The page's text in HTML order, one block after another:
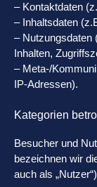
– Kontaktdaten
– Inhaltsdaten
– Nutzungsdaten
Inhalten,
– Meta-/
IP-Adressen).
Kategorien
Besucher und
bezeichnen wir
auch als